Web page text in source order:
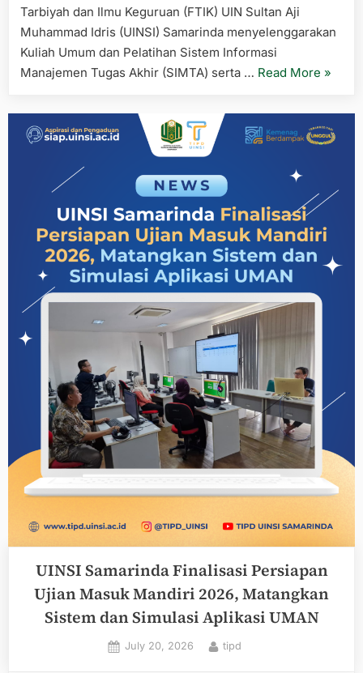
Tarbiyah dan Ilmu Keguruan (FTIK) UIN Sultan Aji
Muhammad Idris (UINSI) Samarinda menyelenggarakan
Kuliah Umum dan Pelatihan Sistem Informasi
Manajemen Tugas Akhir (SIMTA) serta … Read More “FTIK
Gelar
dan
SIMTA
serta
»
UINSI Samarinda Finalisasi Persiapan
Ujian Masuk Mandiri 2026, Matangkan
Sistem dan Simulasi Aplikasi UMAN
Posted
July 20, 2026 By
tipd